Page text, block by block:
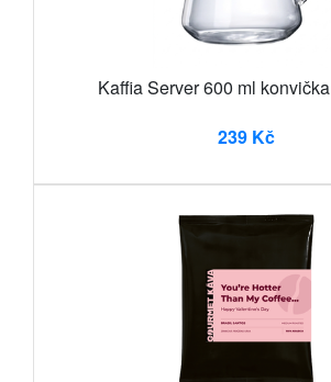
Kaffia Server 600 ml
239 Kč